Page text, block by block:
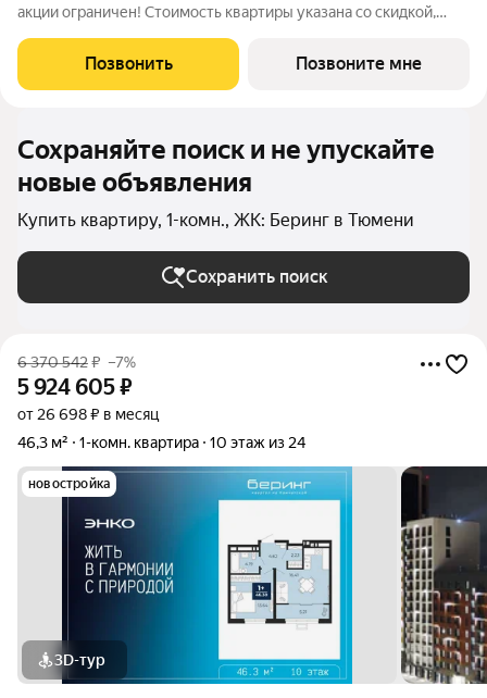
акции ограничен! Стоимость квартиры указана со скидкой,
подробно расскажем. 1-комн. квартира с предчистовой
отделкой в ЖК "Беринг" на 18
Позвонить Позвоните мне
Сохраняйте поиск и не упускайте
новые объявления
Купить квартиру, 1-комн., ЖК: Беринг в Тюмени
Сохранить поиск
6 370 542₽ –7%
5 924 605₽
от 26 698 ₽ в месяц
46,3 м²
1-комн. квартира 10 этаж из 24
новостройка
3D-тур